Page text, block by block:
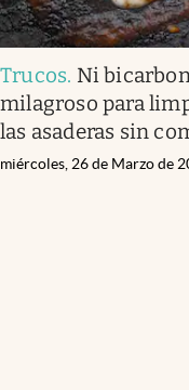
Trucos. Ni
milagroso para
las asaderas sin
miércoles, 26 de Marzo de